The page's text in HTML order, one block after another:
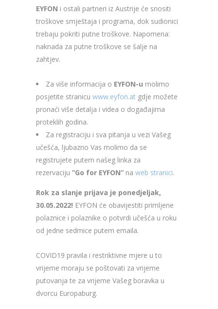
EYFON i ostali partneri iz Austrije će snositi
troškove smještaja i programa, dok sudionici
trebaju pokriti putne troškove. Napomena:
naknada za putne troškove se šalje na
zahtjev.
Za više informacija o EYFON-u molimo
posjetite stranicu www.eyfon.at gdje možete
pronaći više detalja i videa o događajima
proteklih godina.
Za registraciju i sva pitanja u vezi Vašeg
učešća, ljubazno Vas molimo da se
registrujete putem našeg linka za
rezervaciju ”Go for EYFON” na web stranici.
Rok za slanje prijava je ponedjeljak,
30.05.2022! EYFON će obavijestiti primljene
polaznice i polaznike o potvrdi učešća u roku
od jedne sedmice putem emaila.
COVID19 pravila i restriktivne mjere u to
vrijeme moraju se poštovati za vrijeme
putovanja te za vrijeme Vašeg boravka u
dvorcu Europaburg.